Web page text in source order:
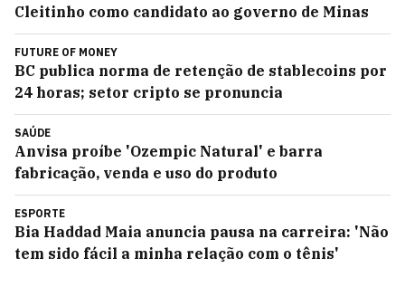
Cleitinho como candidato ao governo de Minas
FUTURE OF MONEY
BC publica norma de retenção de stablecoins por
24 horas; setor cripto se pronuncia
SAÚDE
Anvisa proíbe 'Ozempic Natural' e barra
fabricação, venda e uso do produto
ESPORTE
Bia Haddad Maia anuncia pausa na carreira: 'Não
tem sido fácil a minha relação com o tênis'